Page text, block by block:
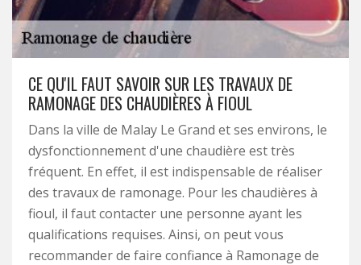
CE QU'IL FAUT SAVOIR SUR LES TRAVAUX DE
RAMONAGE DES CHAUDIÈRES À FIOUL
Dans la ville de Malay Le Grand et ses environs, le
dysfonctionnement d'une chaudière est très
fréquent. En effet, il est indispensable de réaliser
des travaux de ramonage. Pour les chaudières à
fioul, il faut contacter une personne ayant les
qualifications requises. Ainsi, on peut vous
recommander de faire confiance à Ramonage de